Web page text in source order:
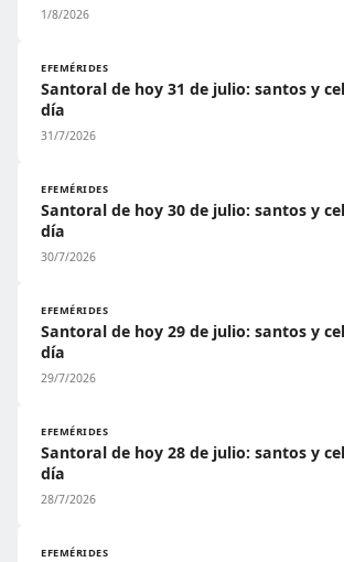
1/8/2026
EFEMÉRIDES
Santoral de hoy 31 de julio: santos y
día
31/7/2026
EFEMÉRIDES
Santoral de hoy 30 de julio: santos y
día
30/7/2026
EFEMÉRIDES
Santoral de hoy 29 de julio: santos y
día
29/7/2026
EFEMÉRIDES
Santoral de hoy 28 de julio: santos y
día
28/7/2026
EFEMÉRIDES